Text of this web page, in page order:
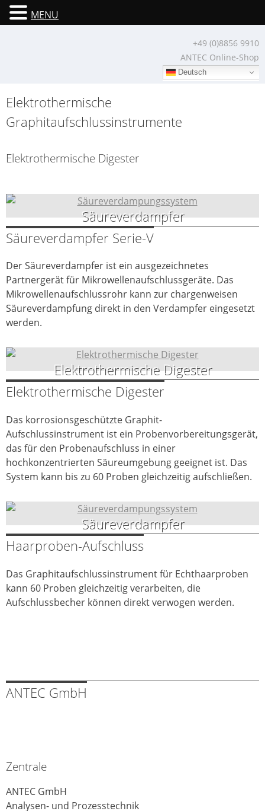
+49 (0)8856 9910
ANTEC Online-Shop
Deutsch
Elektrothermische
Graphitaufschlussinstrumente
Elektrothermische Digester
Säureverdampfer
Säureverdampfer Serie-V
Der Säureverdampfer ist ein ausgezeichnetes
Partnergerät für Mikrowellenaufschlussgeräte. Das
Mikrowellenaufschlussrohr kann zur chargenweisen
Säureverdampfung direkt in den Verdampfer eingesetzt
werden.
Elektrothermische Digester
Elektrothermische Digester
Das korrosionsgeschützte Graphit-
Aufschlussinstrument ist ein Probenvorbereitungsgerät,
das für den Probenaufschluss in einer
hochkonzentrierten Säureumgebung geeignet ist. Das
System kann bis zu 60 Proben gleichzeitig aufschließen.
Säureverdampfer
Haarproben-Aufschluss
Das Graphitaufschlussinstrument für Echthaarproben
kann 60 Proben gleichzeitig verarbeiten, die
Aufschlussbecher können direkt verwogen werden.
ANTEC GmbH
Zentrale
ANTEC GmbH
Analysen- und Prozesstechnik
MENU